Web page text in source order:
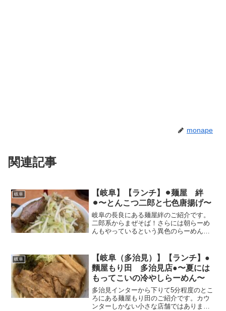
monape
関連記事
岐阜
【岐阜】【ランチ】⚫︎麺屋 絆
⚫︎〜とんこつ二郎と七色唐揚げ〜
岐阜の長良にある麺屋絆のご紹介です。
二郎系からまぜそば！さらには朝らーめ
んもやっているという異色のらーめん屋
し。飽きることを知らない、店員さんの
愛想もとてもよいサービス...
岐阜
【岐阜（多治見）】【ランチ】●
麵屋もり田 多治見店●〜夏には
もってこいの冷やしらーめん〜
多治見インターから下りて5分程度のとこ
ろにある麺屋もり田のご紹介です。カウ
ンターしかない小さな店舗ではあります